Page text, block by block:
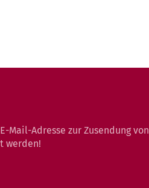
Mail-Adresse zur Zusendung von
werden!